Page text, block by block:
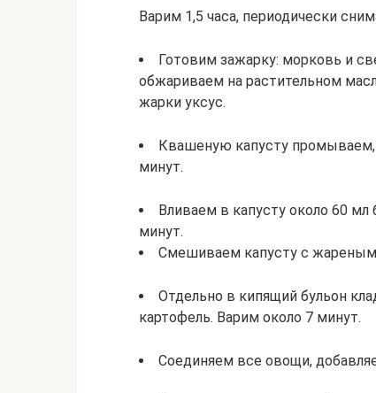
Варим 1,5 часа, периодически
Готовим зажарку: морковь и
обжариваем на растительном
жарки уксус.
Квашеную капусту
минут.
Вливаем в капусту около 60
минут.
Смешиваем капусту с
Отдельно в кипящий бульон
картофель. Варим около 7 минут.
Соединяем все овощи,